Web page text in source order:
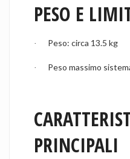
PESO E
· Peso: circa 13.5 kg
· Peso massimo
PRINCIPALI